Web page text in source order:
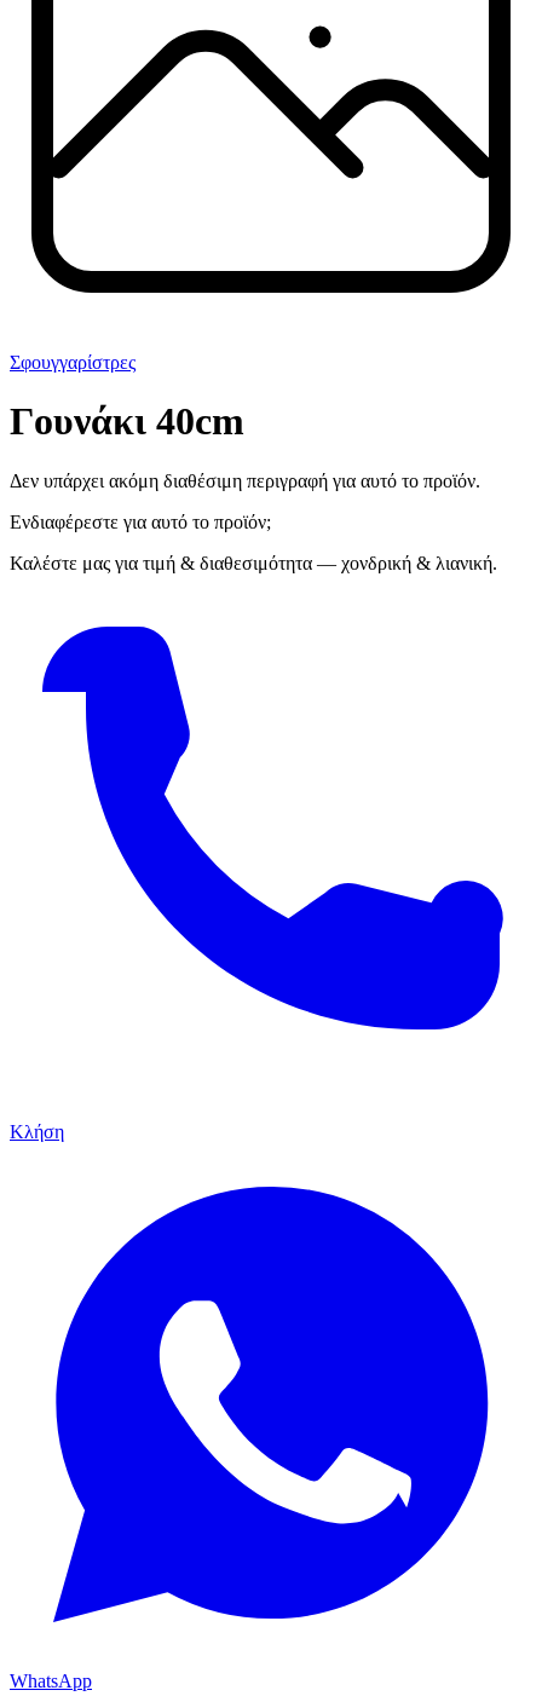
Σφουγγαρίστρες
Γουνάκι 40cm
Δεν υπάρχει ακόμη διαθέσιμη περιγραφή για αυτό το προϊόν.
Ενδιαφέρεστε για αυτό το προϊόν;
Καλέστε μας για τιμή & διαθεσιμότητα — χονδρική & λιανική.
Κλήση
WhatsApp